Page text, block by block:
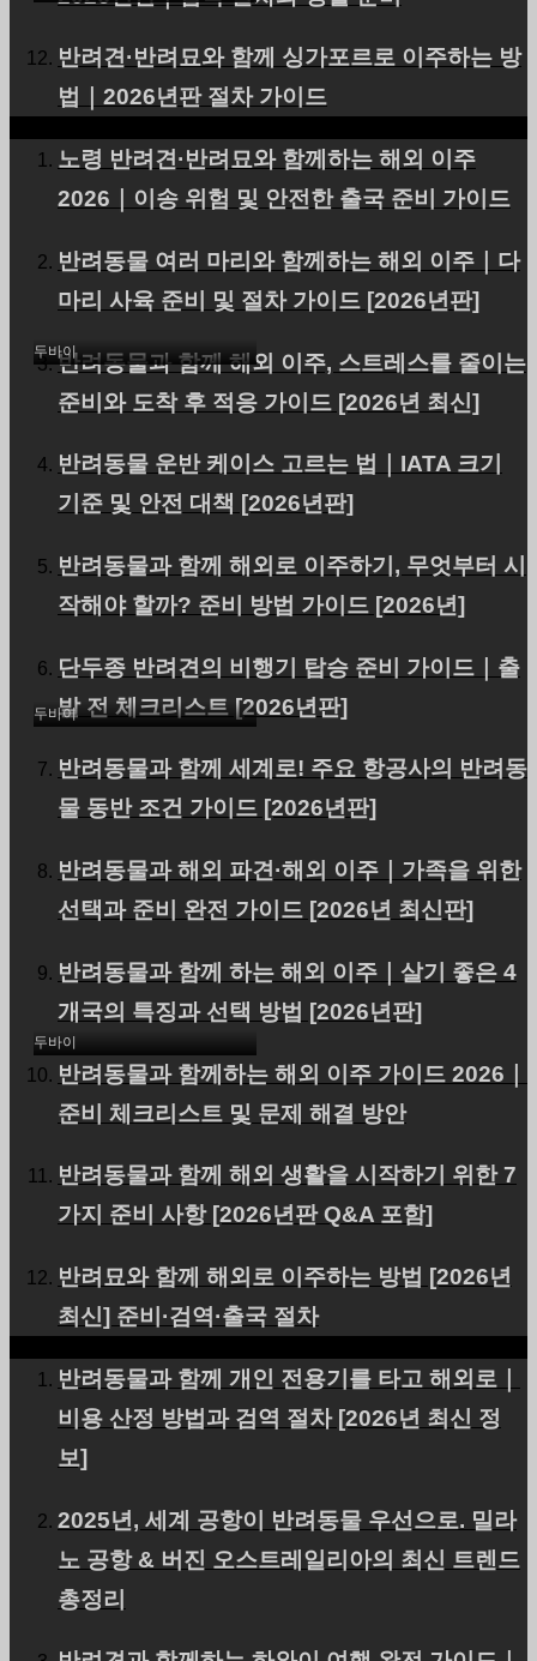
반려견·반려묘와 함께 싱가포르로 이주하는 방
법｜2026년판 절차 가이드
노령 반려견·반려묘와 함께하는 해외 이주
2026｜이송 위험 및 안전한 출국 준비 가이드
반려동물 여러 마리와 함께하는 해외 이주｜다
마리 사육 준비 및 절차 가이드 [2026년판]
반려동물과 함께 해외 이주, 스트레스를 줄이는
준비와 도착 후 적응 가이드 [2026년 최신]
반려동물 운반 케이스 고르는 법｜IATA 크기
기준 및 안전 대책 [2026년판]
반려동물과 함께 해외로 이주하기, 무엇부터 시
작해야 할까? 준비 방법 가이드 [2026년]
단두종 반려견의 비행기 탑승 준비 가이드｜출
발 전 체크리스트 [2026년판]
반려동물과 함께 세계로! 주요 항공사의 반려동
물 동반 조건 가이드 [2026년판]
반려동물과 해외 파견·해외 이주｜가족을 위한
선택과 준비 완전 가이드 [2026년 최신판]
반려동물과 함께 하는 해외 이주｜살기 좋은 4
개국의 특징과 선택 방법 [2026년판]
반려동물과 함께하는 해외 이주 가이드 2026｜
준비 체크리스트 및 문제 해결 방안
반려동물과 함께 해외 생활을 시작하기 위한 7
가지 준비 사항 [2026년판 Q&A 포함]
반려묘와 함께 해외로 이주하는 방법 [2026년
최신] 준비·검역·출국 절차
반려동물과 함께 개인 전용기를 타고 해외로｜
비용 산정 방법과 검역 절차 [2026년 최신 정
보]
2025년, 세계 공항이 반려동물 우선으로. 밀라
노 공항 & 버진 오스트레일리아의 최신 트렌드
총정리
이 입국)에 애견(토이푸들)
1마리를 수출했습니다.
두바이
UAE(아부다비 경유 두바
수출했습니다.
두바이
두바이에 애견 1마리를 수
두바이
두바이에 고양이 1마리를
수출했습니다.
PetAir 소개